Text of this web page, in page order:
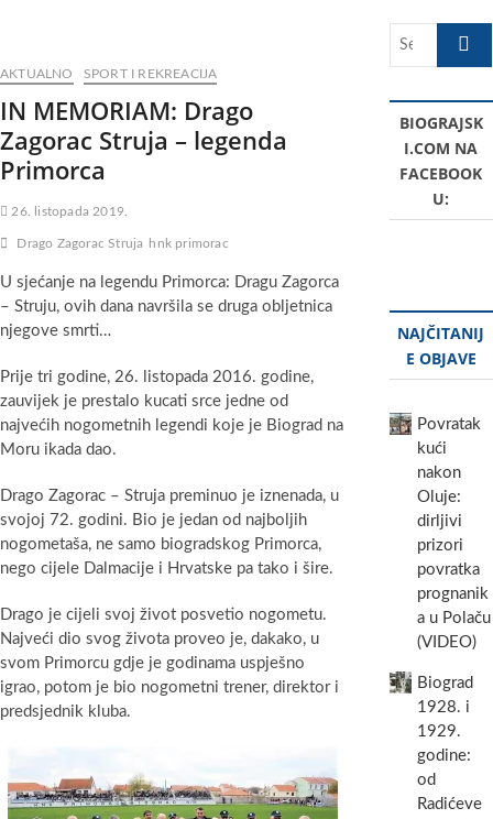
AKTUALNO SPORT I REKREACIJA
IN MEMORIAM: Drago
Zagorac Struja – legenda
Primorca
26. listopada 2019.
Drago Zagorac Struja hnk primorac
U sjećanje na legendu Primorca: Dragu Zagorca
– Struju, ovih dana navršila se druga obljetnica
njegove smrti…
Prije tri godine, 26. listopada 2016. godine,
zauvijek je prestalo kucati srce jedne od
najvećih nogometnih legendi koje je Biograd na
Moru ikada dao.
Drago Zagorac – Struja preminuo je iznenada, u
svojoj 72. godini. Bio je jedan od najboljih
nogometaša, ne samo biogradskog Primorca,
nego cijele Dalmacije i Hrvatske pa tako i šire.
Drago je cijeli svoj život posvetio nogometu.
Najveći dio svog života proveo je, dakako, u
svom Primorcu gdje je godinama uspješno
igrao, potom je bio nogometni trener, direktor i
predsjednik kluba.
Search
BIOGRAJSK
I.COM NA
FACEBOOK
U:
NAJČITANIJ
E OBJAVE
Povratak
kući
nakon
Oluje:
dirljivi
prizori
povratka
prognanik
a u Polaču
(VIDEO)
Biograd
1928. i
1929.
godine:
od
Radićeve